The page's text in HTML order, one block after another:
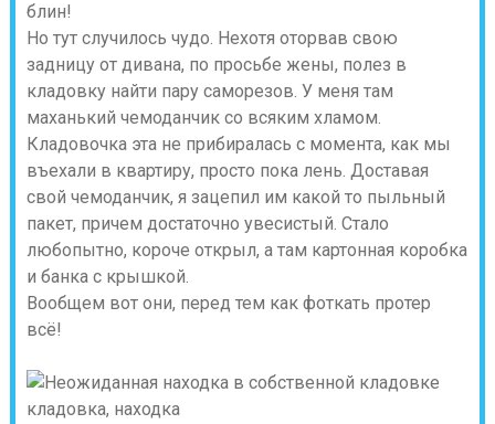
блин!
Но тут случилось чудо. Нехотя оторвав свою
задницу от дивана, по просьбе жены, полез в
кладовку найти пару саморезов. У меня там
маханький чемоданчик со всяким хламом.
Кладовочка эта не прибиралась с момента, как мы
въехали в квартиру, просто пока лень. Доставая
свой чемоданчик, я зацепил им какой то пыльный
пакет, причем достаточно увесистый. Стало
любопытно, короче открыл, а там картонная коробка
и банка с крышкой.
Вообщем вот они, перед тем как фоткать протер
всё!